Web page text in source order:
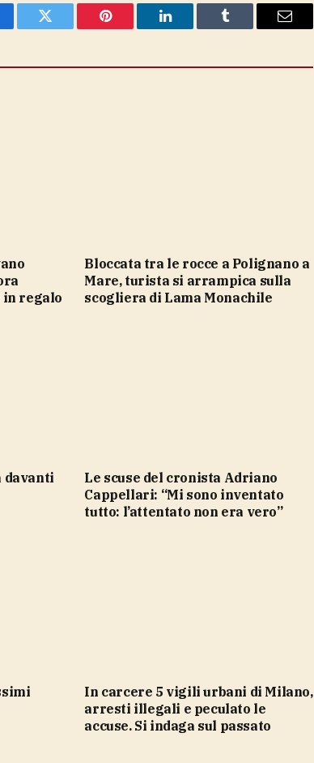
Twitter Pinterest LinkedIn Tumblr Email
regalo
Bloccata tra le rocce a Polignano a
Mare, turista si arrampica sulla
scogliera di Lama Monachile
Le scuse del cronista Adriano
Cappellari: “Mi sono inventato
tutto: l’attentato non era vero”
In carcere 5 vigili urbani di Milano,
arresti illegali e peculato le
accuse. Si indaga sul passato